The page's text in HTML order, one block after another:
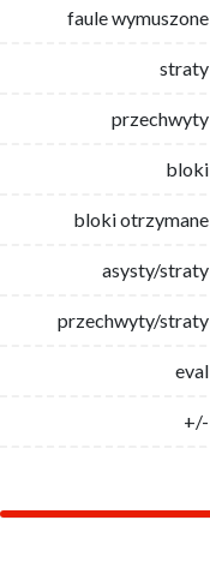
faule wymuszone
straty
przechwyty
bloki
bloki otrzymane
asysty/straty
przechwyty/straty
eval
+/-
faule wymuszone
straty
przechwyty
bloki
bloki otrzymane
asysty/straty
przechwyty/straty
eval
+/-